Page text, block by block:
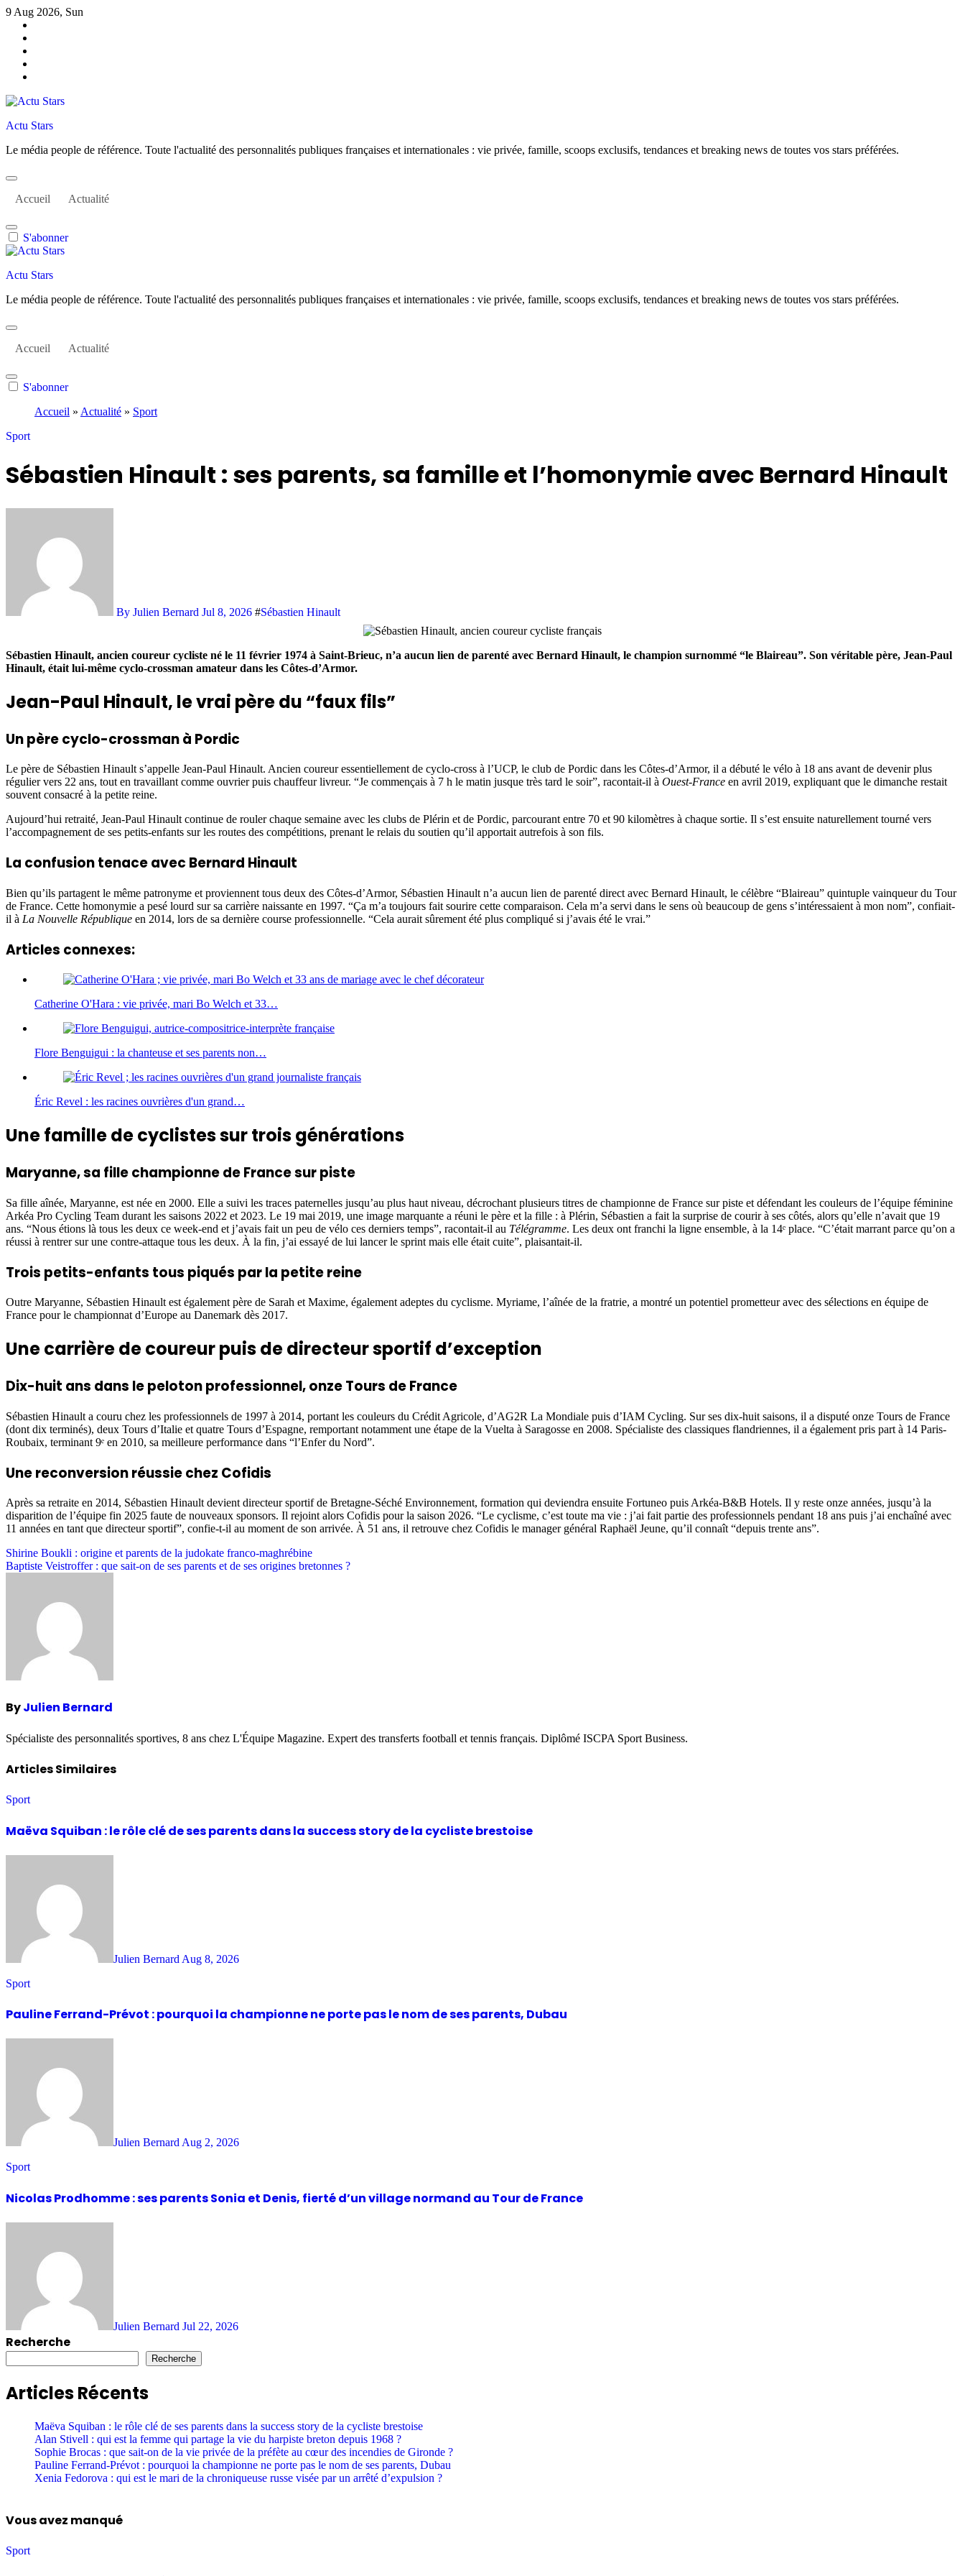
Skip
content
9 Aug 2026, Sun
Actu Stars
Le média people de référence. Toute l'actualité des personnalités publiques françaises et internationales : vie privée, famille, scoops exclusifs, tendances et breaking news de toutes vos stars préférées.
Accueil Actualité
S'abonner
Actu Stars
Le média people de référence. Toute l'actualité des personnalités publiques françaises et internationales : vie privée, famille, scoops exclusifs, tendances et breaking news de toutes vos stars préférées.
Accueil Actualité
S'abonner
Accueil » Actualité » Sport
Sport
Sébastien Hinault : ses parents, sa famille et l’homonymie avec Bernard Hinault
By Julien Bernard Jul 8, 2026 #Sébastien Hinault
Sébastien Hinault, ancien coureur cycliste né le 11 février 1974 à Saint-Brieuc, n’a aucun lien de parenté avec Bernard Hinault, le champion surnommé “le Blaireau”. Son véritable père, Jean-Paul
Hinault, était lui-même cyclo-crossman amateur dans les Côtes-d’Armor.
Jean-Paul Hinault, le vrai père du “faux fils”
Un père cyclo-crossman à Pordic
Le père de Sébastien Hinault s’appelle Jean-Paul Hinault. Ancien coureur essentiellement de cyclo-cross à l’UCP, le club de Pordic dans les Côtes-d’Armor, il a débuté le vélo à 18 ans avant de devenir plus
régulier vers 22 ans, tout en travaillant comme ouvrier puis chauffeur livreur. “Je commençais à 7 h le matin jusque très tard le soir”, racontait-il à Ouest-France en avril 2019, expliquant que le dimanche restait
souvent consacré à la petite reine.
Aujourd’hui retraité, Jean-Paul Hinault continue de rouler chaque semaine avec les clubs de Plérin et de Pordic, parcourant entre 70 et 90 kilomètres à chaque sortie. Il s’est ensuite naturellement tourné vers
l’accompagnement de ses petits-enfants sur les routes des compétitions, prenant le relais du soutien qu’il apportait autrefois à son fils.
La confusion tenace avec Bernard Hinault
Bien qu’ils partagent le même patronyme et proviennent tous deux des Côtes-d’Armor, Sébastien Hinault n’a aucun lien de parenté direct avec Bernard Hinault, le célèbre “Blaireau” quintuple vainqueur du Tour
de France. Cette homonymie a pesé lourd sur sa carrière naissante en 1997. “Ça m’a toujours fait sourire cette comparaison. Cela m’a servi dans le sens où beaucoup de gens s’intéressaient à mon nom”, confiait-
il à La Nouvelle République en 2014, lors de sa dernière course professionnelle. “Cela aurait sûrement été plus compliqué si j’avais été le vrai.”
Articles connexes:
Catherine O'Hara : vie privée, mari Bo Welch et 33…
Flore Benguigui : la chanteuse et ses parents non…
Éric Revel : les racines ouvrières d'un grand…
Une famille de cyclistes sur trois générations
Maryanne, sa fille championne de France sur piste
Sa fille aînée, Maryanne, est née en 2000. Elle a suivi les traces paternelles jusqu’au plus haut niveau, décrochant plusieurs titres de championne de France sur piste et défendant les couleurs de l’équipe féminine
Arkéa Pro Cycling Team durant les saisons 2022 et 2023. Le 19 mai 2019, une image marquante a réuni le père et la fille : à Plérin, Sébastien a fait la surprise de courir à ses côtés, alors qu’elle n’avait que 19
ans. “Nous étions là tous les deux ce week-end et j’avais fait un peu de vélo ces derniers temps”, racontait-il au Télégramme. Les deux ont franchi la ligne ensemble, à la 14ᵉ place. “C’était marrant parce qu’on a
réussi à rentrer sur une contre-attaque tous les deux. À la fin, j’ai essayé de lui lancer le sprint mais elle était cuite”, plaisantait-il.
Trois petits-enfants tous piqués par la petite reine
Outre Maryanne, Sébastien Hinault est également père de Sarah et Maxime, également adeptes du cyclisme. Myriame, l’aînée de la fratrie, a montré un potentiel prometteur avec des sélections en équipe de
France pour le championnat d’Europe au Danemark dès 2017.
Une carrière de coureur puis de directeur sportif d’exception
Dix-huit ans dans le peloton professionnel, onze Tours de France
Sébastien Hinault a couru chez les professionnels de 1997 à 2014, portant les couleurs du Crédit Agricole, d’AG2R La Mondiale puis d’IAM Cycling. Sur ses dix-huit saisons, il a disputé onze Tours de France
(dont dix terminés), deux Tours d’Italie et quatre Tours d’Espagne, remportant notamment une étape de la Vuelta à Saragosse en 2008. Spécialiste des classiques flandriennes, il a également pris part à 14 Paris-
Roubaix, terminant 9ᵉ en 2010, sa meilleure performance dans “l’Enfer du Nord”.
Une reconversion réussie chez Cofidis
Après sa retraite en 2014, Sébastien Hinault devient directeur sportif de Bretagne-Séché Environnement, formation qui deviendra ensuite Fortuneo puis Arkéa-B&B Hotels. Il y reste onze années, jusqu’à la
disparition de l’équipe fin 2025 faute de nouveaux sponsors. Il rejoint alors Cofidis pour la saison 2026. “Le cyclisme, c’est toute ma vie : j’ai fait partie des professionnels pendant 18 ans puis j’ai enchaîné avec
11 années en tant que directeur sportif”, confie-t-il au moment de son arrivée. À 51 ans, il retrouve chez Cofidis le manager général Raphaël Jeune, qu’il connaît “depuis trente ans”.
Post
Shirine Boukli : origine et parents de la judokate franco-maghrébine
Baptiste Veistroffer : que sait-on de ses parents et de ses origines bretonnes ?
ByJulien Bernard
Spécialiste des personnalités sportives, 8 ans chez L'Équipe Magazine. Expert des transferts football et tennis français. Diplômé ISCPA Sport Business.
Articles Similaires
Sport
Maëva Squiban : le rôle clé de ses parents dans la success story de la cycliste brestoise
Julien Bernard Aug 8, 2026
Sport
Pauline Ferrand-Prévot : pourquoi la championne ne porte pas le nom de ses parents, Dubau
Julien Bernard Aug 2, 2026
Sport
Nicolas Prodhomme : ses parents Sonia et Denis, fierté d’un village normand au Tour de France
Julien Bernard Jul 22, 2026
Recherche
Recherche
Articles Récents
Maëva Squiban : le rôle clé de ses parents dans la success story de la cycliste brestoise
Alan Stivell : qui est la femme qui partage la vie du harpiste breton depuis 1968 ?
Sophie Brocas : que sait-on de la vie privée de la préfète au cœur des incendies de Gironde ?
Pauline Ferrand-Prévot : pourquoi la championne ne porte pas le nom de ses parents, Dubau
Xenia Fedorova : qui est le mari de la chroniqueuse russe visée par un arrêté d’expulsion ?
Vous avez manqué
Sport